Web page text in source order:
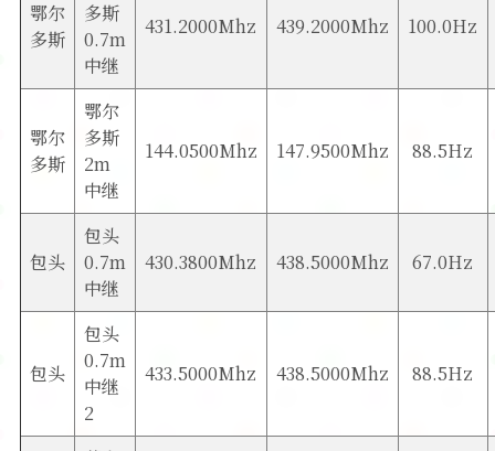
鄂尔
多斯
多斯
0.7m
中继
431.2000Mhz 439.2000Mhz 100.0Hz
鄂尔
多斯
鄂尔
多斯
2m
中继
144.0500Mhz 147.9500Mhz 88.5Hz
包头
包头
0.7m
中继
430.3800Mhz 438.5000Mhz 67.0Hz
包头
包头
0.7m
中继
2
433.5000Mhz 438.5000Mhz 88.5Hz